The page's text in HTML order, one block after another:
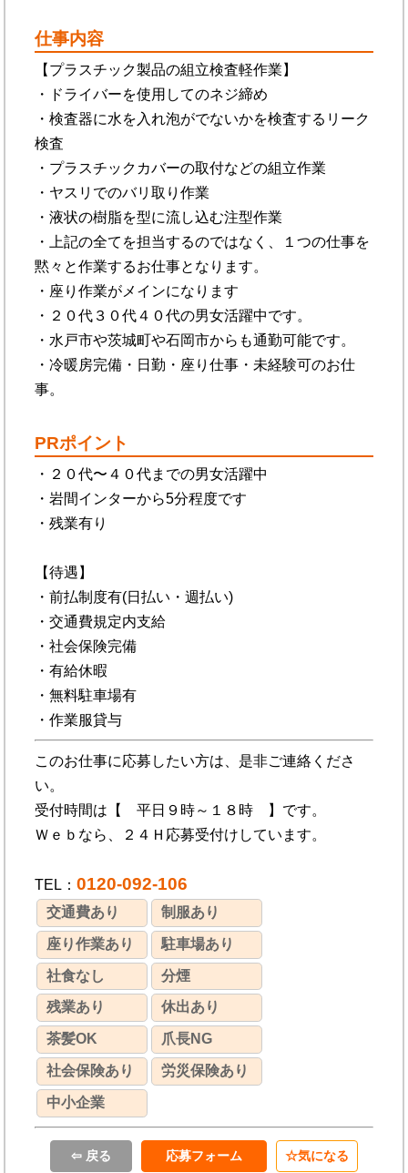
仕事内容
【プラスチック製品の組立検査軽作業】
・ドライバーを使用してのネジ締め
・検査器に水を入れ泡がでないかを検査するリーク
検査
・プラスチックカバーの取付などの組立作業
・ヤスリでのバリ取り作業
・液状の樹脂を型に流し込む注型作業
・上記の全てを担当するのではなく、１つの仕事を
黙々と作業するお仕事となります。
・座り作業がメインになります
・２０代３０代４０代の男女活躍中です。
・水戸市や茨城町や石岡市からも通勤可能です。
・冷暖房完備・日勤・座り仕事・未経験可のお仕
事。
PRポイント
・２０代〜４０代までの男女活躍中
・岩間インターから5分程度です
・残業有り
【待遇】
・前払制度有(日払い・週払い)
・交通費規定内支給
・社会保険完備
・有給休暇
・無料駐車場有
・作業服貸与
このお仕事に応募したい方は、是非ご連絡くださ
い。
受付時間は【 平日９時～１８時 】です。
Ｗｅｂなら、２４Ｈ応募受付けしています。
TEL：0120-092-106
交通費あり 制服あり
座り作業あり 駐車場あり
社食なし 分煙
残業あり 休出あり
茶髪OK 爪長NG
社会保険あり 労災保険あり
中小企業
⇦ 戻る 応募フォーム 気になる